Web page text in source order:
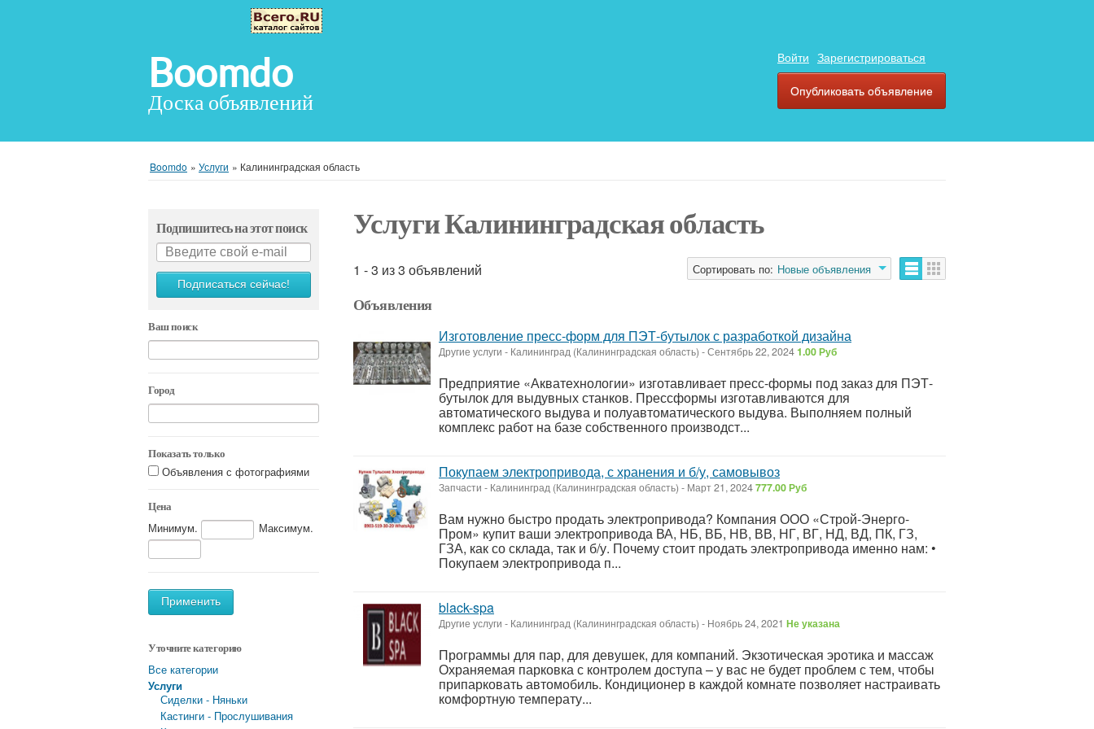
Boomdo
Доска объявлений
Войти Зарегистрироваться
Опубликовать объявление
Boomdo » Услуги » Калининградская область
Подпишитесь на этот поиск
Подписаться сейчас!
Ваш поиск
Город
Показать только
Объявления с фотографиями
Цена
Минимум. Максимум.
Применить
Уточните категорию
Все категории
Услуги
Сиделки - Няньки
Кастинги - Прослушивания
Услуги Калининградская область
1 - 3 из 3 объявлений Сортировать по: Новые объявления
Объявления
Изготовление пресс-форм для ПЭТ-бутылок с разработкой дизайна
Другие услуги - Калининград (Калининградская область) -Сентябрь 22, 20241.00 Руб
Предприятие «Акватехнологии» изготавливает пресс-формы под заказ для ПЭТ-
бутылок для выдувных станков. Прессформы изготавливаются для
автоматического выдува и полуавтоматического выдува. Выполняем полный
комплекс работ на базе собственного производст...
Покупаем электропривода, с хранения и б/у, самовывоз
Запчасти - Калининград (Калининградская область) - Март 21, 2024777.00 Руб
Вам нужно быстро продать электропривода? Компания ООО «Строй-Энерго-
Пром» купит ваши электропривода ВА, НБ, ВБ, НВ, ВВ, НГ, ВГ, НД, ВД, ПК, ГЗ,
ГЗА, как со склада, так и б/у. Почему стоит продать электропривода именно нам: •
Покупаем электропривода п...
black-spa
Другие услуги - Калининград (Калининградская область) - Ноябрь 24, 2021 Не указана
Программы для пар, для девушек, для компаний. Экзотическая эротика и массаж
Охраняемая парковка с контролем доступа – у вас не будет проблем с тем, чтобы
припарковать автомобиль. Кондиционер в каждой комнате позволяет настраивать
комфортную температу...